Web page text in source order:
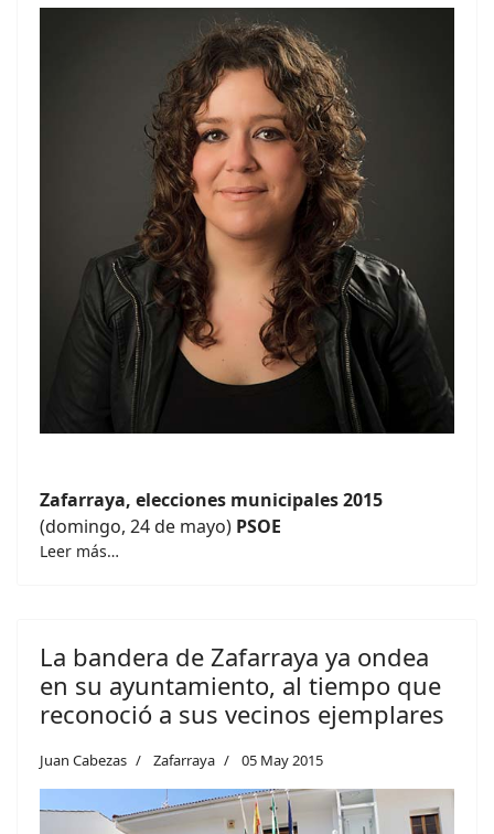
Zafarraya, elecciones municipales 2015
(domingo, 24 de mayo) PSOE
Leer más…
La bandera de Zafarraya ya ondea
en su ayuntamiento, al tiempo que
reconoció a sus vecinos ejemplares
Juan Cabezas Zafarraya 05 May 2015